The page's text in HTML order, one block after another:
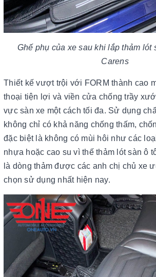
Ghế phụ của xe sau khi lắp thảm lót
Carens
Thiết kế vượt trội với FORM thành cao
thoại tiện lợi và viền cửa chống trầy
vực sàn xe một cách tối đa. Sử dụng
không chỉ có khả năng chống thấm,
đặc biệt là không có mùi hôi như các
nhựa hoặc cao su vì thế thảm lót sàn ô
là dòng thảm được các anh chị chủ xe
chọn sử dụng nhất hiện nay.